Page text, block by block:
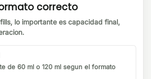
correcto
lo importante es capacidad final,
de 60 ml o 120 ml segun el formato